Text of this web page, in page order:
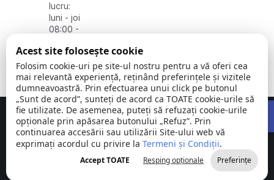
lucru:
luni - joi
08:00 -
vineri
08:00 -
14:00
Comuna
Stejaru |
județul Tulcea
©
2026
Toate
drepturile
rezervate
Concept realizat deBig Media Relații Publice SRL
Acest site folosește cookie
Folosim cookie-uri pe site-ul nostru pentru a vă oferi cea
mai relevantă experiență, reținând preferințele și vizitele
dumneavoastră. Prin efectuarea unui click pe butonul
„Sunt de acord”, sunteți de acord ca TOATE cookie-urile să
fie utilizate. De asemenea, puteți să refuzați cookie-urile
opționale prin apăsarea butonului „Refuz”. Prin
continuarea accesării sau utilizării Site-ului web vă
exprimați acordul cu privire la Termeni și Condiții.
Accept TOATE Resping opționale Preferințe